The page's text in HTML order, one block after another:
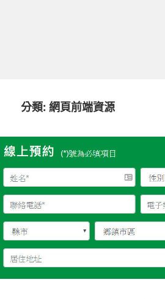
分類:網頁前端資源